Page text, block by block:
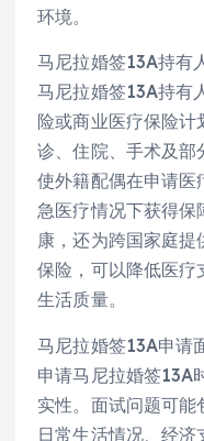
环境。
马尼拉婚签13A持有
马尼拉婚签13A持
险或商业医疗保险计
诊、住院、手术及部
使外籍配偶在申请医
急医疗情况下获得保
康，还为跨国家庭
保险，可以降低医疗
生活质量。
马尼拉婚签13A申请
申请马尼拉婚签13A
实性。面试问题可能
日常生活情况、经